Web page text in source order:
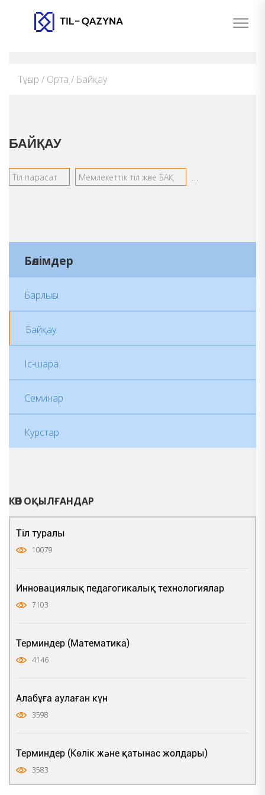
Тұғыр / Орта / Байқау
БАЙҚАУ
Тіл парасат Мемлекеттік тіл және БАҚ «Тілдарын»
Бөлімдер
Барлығы
Байқау
Іс-шара
Семинар
Курстар
КӨП ОҚЫЛҒАНДАР
Тіл туралы
10079
Инновациялық педагогикалық технологиялар
7103
Терминдер (Математика)
4146
Алабұға аулаған күн
3598
Терминдер (Көлік және қатынас жолдары)
3583